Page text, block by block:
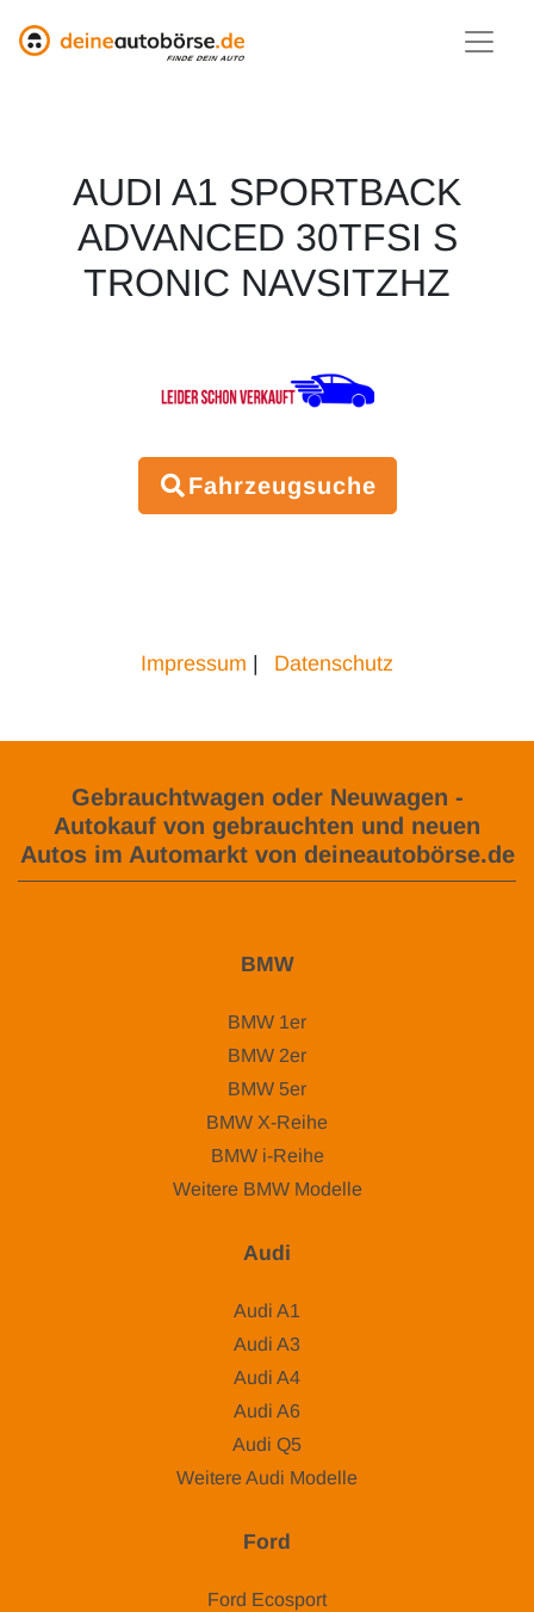
AUDI A1 SPORTBACK
ADVANCED 30TFSI S
TRONIC NAVSITZHZ
Fahrzeugsuche
Impressum Datenschutz
Gebrauchtwagen oder Neuwagen -
Autokauf von gebrauchten und neuen
Autos im Automarkt von deineautobörse.de
BMW
BMW 1er
BMW 2er
BMW 5er
BMW X-Reihe
BMW i-Reihe
Weitere BMW Modelle
Audi
Audi A1
Audi A3
Audi A4
Audi A6
Audi Q5
Weitere Audi Modelle
Ford
Ford Ecosport